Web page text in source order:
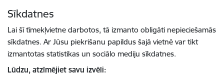
Sīkdatnes
Lai šī tīmekļvietne darbotos, tā izmanto obligāti nepieciešamās
sīkdatnes. Ar Jūsu piekrišanu papildus šajā vietnē var tikt
izmantotas statistikas un sociālo mediju sīkdatnes.
Lūdzu, atzīmējiet savu izvēli: